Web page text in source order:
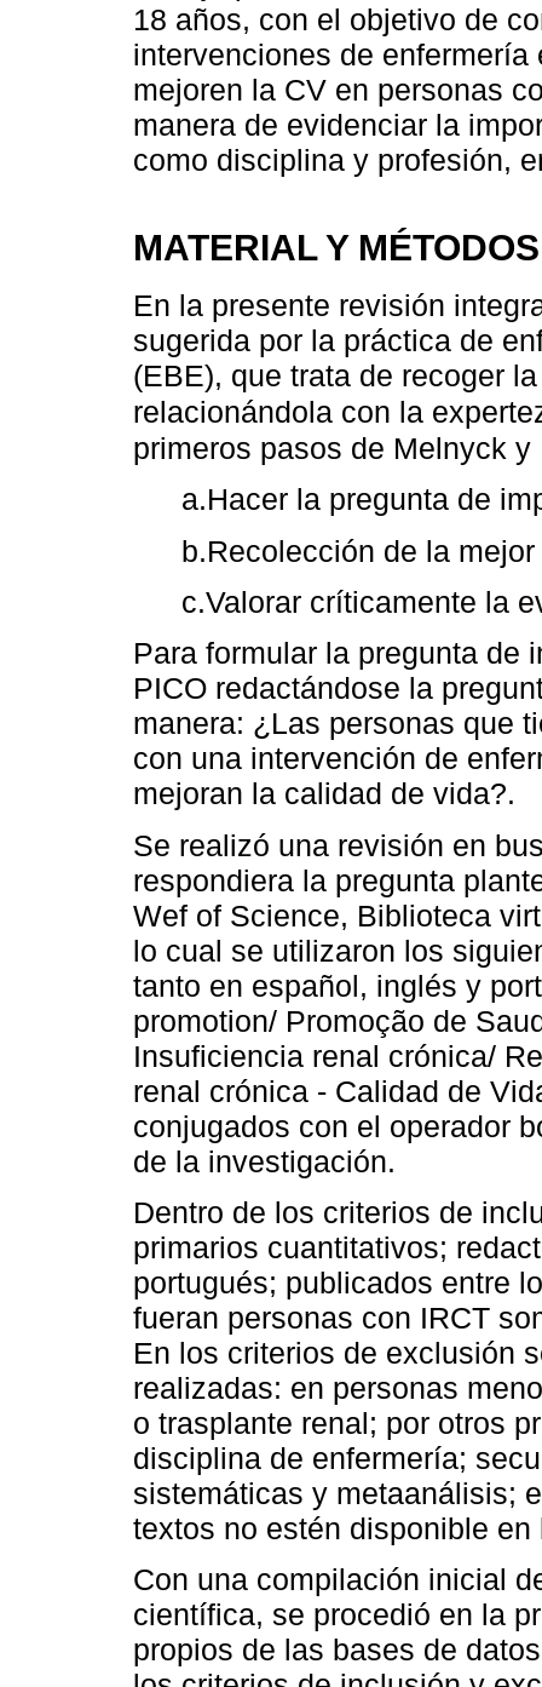
18 años, con el objetivo de
intervenciones de
mejoren la CV en personas
manera de evidenciar la
como disciplina y profesión,
MATERIAL Y MÉTODOS
En la presente revisión
sugerida por la práctica de
(EBE), que trata de recoger
relacionándola con la
primeros pasos de Melnyck
a.Hacer la pregunta de
b.Recolección de la
c.Valorar críticamente la
Para formular la pregunta de
PICO redactándose la
manera: ¿Las personas que
con una intervención de
mejoran la calidad de vida?.
Se realizó una revisión en
respondiera la pregunta
Wef of Science, Biblioteca
lo cual se utilizaron los
tanto en español, inglés y
promotion/ Promoção de
Insuficiencia renal crónica/
renal crónica - Calidad de
conjugados con el operador
de la investigación.
Dentro de los criterios de
primarios cuantitativos;
portugués; publicados entre
fueran personas con IRCT
En los criterios de exclusión
realizadas: en personas
o trasplante renal; por otros
disciplina de enfermería;
sistemáticas y metaanálisis;
textos no estén disponible en
Con una compilación inicial
científica, se procedió en la
propios de las bases de